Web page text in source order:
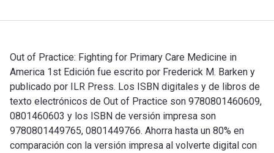
Out of Practice: Fighting for Primary Care Medicine in
America 1st Edición fue escrito por Frederick M. Barken y
publicado por ILR Press. Los ISBN digitales y de libros de
texto electrónicos de Out of Practice son 9780801460609,
0801460603 y los ISBN de versión impresa son
9780801449765, 0801449766. Ahorra hasta un 80% en
comparación con la versión impresa al volverte digital con